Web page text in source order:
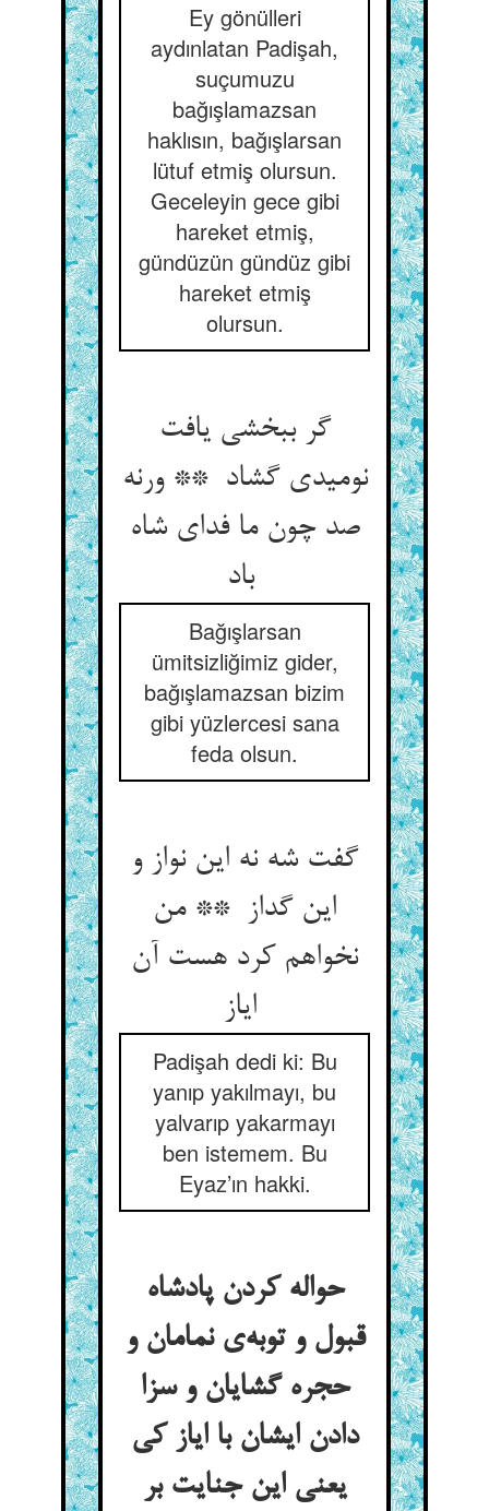
Ey gönülleri
aydınlatan Padişah,
suçumuzu
bağışlamazsan
haklısın, bağışlarsan
lütuf etmiş olursun.
Geceleyin gece gibi
hareket etmiş,
gündüzün gündüz gibi
hareket etmiş
olursun.
گر ببخشی یافت
نومیدی گشاد ** ورنه
صد چون ما فدای شاه
باد
Bağışlarsan
ümitsizliğimiz gider,
bağışlamazsan bizim
gibi yüzlercesi sana
feda olsun.
گفت شه نه این نواز و
این گداز ** من
نخواهم کرد هست آن
Padişah dedi ki: Bu
yanıp yakılmayı, bu
yalvarıp yakarmayı
ben istemem. Bu
Eyaz’ın hakki.
حواله کردن پادشاه
قبول و توبه‌ی نمامان و
حجره گشایان و سزا
دادن ایشان با ایاز کی
یعنی این جنایت بر